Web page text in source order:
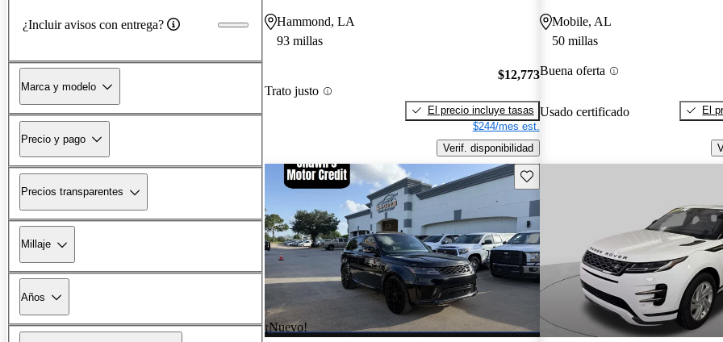
¿Incluir avisos con entrega?
Marca y modelo
Precio y pago
Precios transparentes
Millaje
Años
Hammond, LA
93 millas
Trato justo
$12,773
El precio incluye tasas
$244/mes est.
Verif. disponibilidad
Mobile, AL
50 millas
Buena oferta
Usado certificado
El
¡Nuevo!
Guarda este Aviso